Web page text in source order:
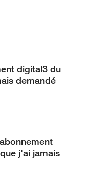
digital3 du
demandé
j'ai jamais